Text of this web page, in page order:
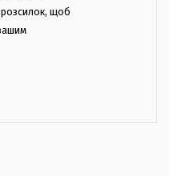
розсилок, щоб